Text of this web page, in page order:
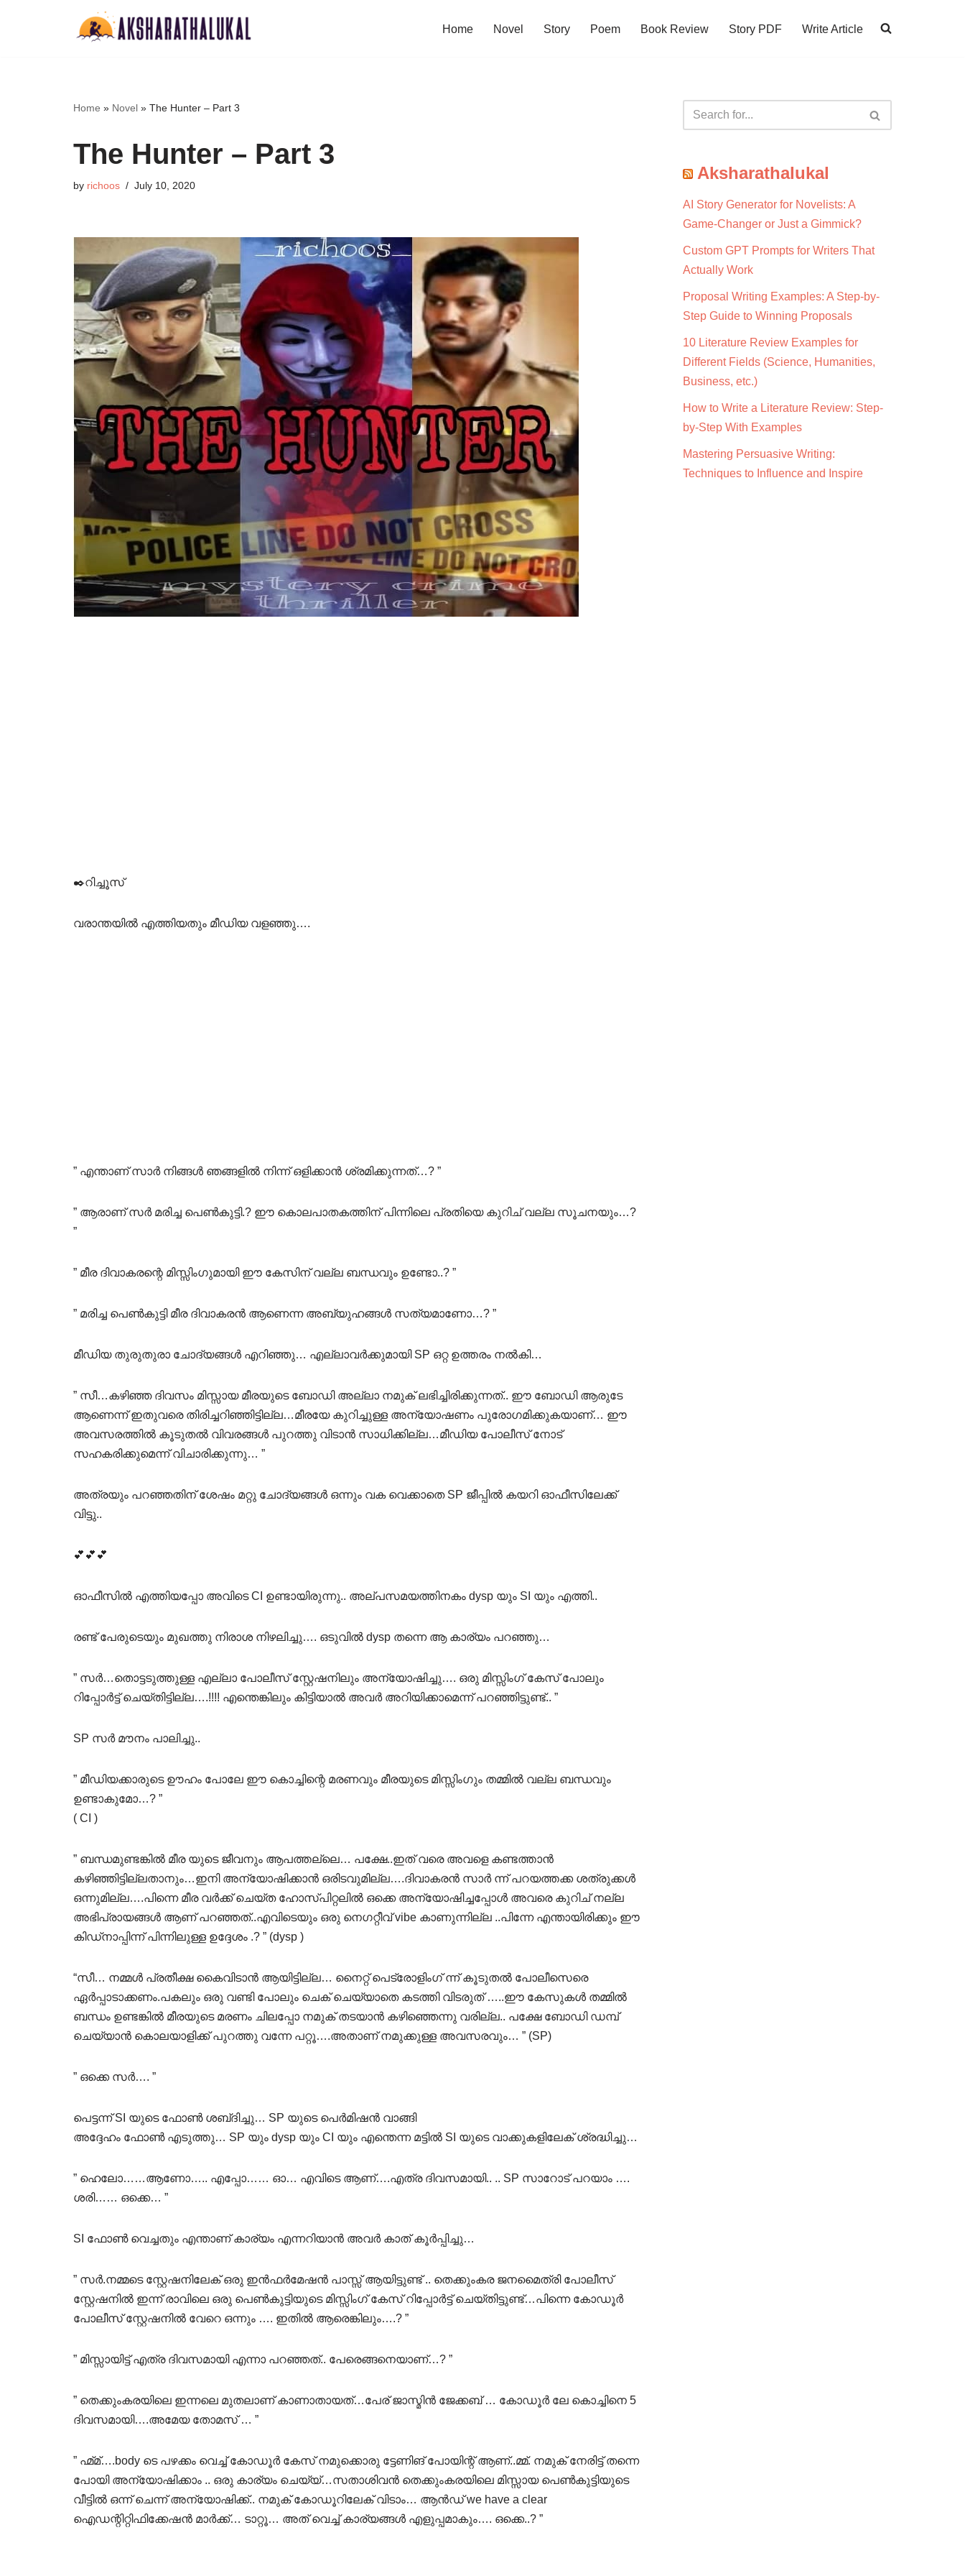
Home Novel Story Poem Book Review Story PDF Write Article
Home » Novel » The Hunter – Part 3
The Hunter – Part 3
by richoos July 10, 2020
✒️റിച്ചൂസ്
വരാന്തയിൽ എത്തിയതും മീഡിയ വളഞ്ഞു….
” എന്താണ് സാർ നിങ്ങൾ ഞങ്ങളിൽ നിന്ന് ഒളിക്കാൻ ശ്രമിക്കുന്നത്…? ”
” ആരാണ് സർ മരിച്ച പെൺകുട്ടി.? ഈ കൊലപാതകത്തിന് പിന്നിലെ പ്രതിയെ കുറിച് വല്ല സൂചനയും…?
”
” മീര ദിവാകരന്റെ മിസ്സിംഗുമായി ഈ കേസിന് വല്ല ബന്ധവും ഉണ്ടോ..? ”
” മരിച്ച പെൺകുട്ടി മീര ദിവാകരൻ ആണെന്ന അബ്യുഹങ്ങൾ സത്യമാണോ…? ”
മീഡിയ തുരുതുരാ ചോദ്യങ്ങൾ എറിഞ്ഞു… എല്ലാവർക്കുമായി SP ഒറ്റ ഉത്തരം നൽകി…
” സീ…കഴിഞ്ഞ ദിവസം മിസ്സായ മീരയുടെ ബോഡി അല്ലാ നമുക് ലഭിച്ചിരിക്കുന്നത്.. ഈ ബോഡി ആരുടേ
ആണെന്ന് ഇതുവരെ തിരിച്ചറിഞ്ഞിട്ടില്ല…മീരയേ കുറിച്ചുള്ള അന്യോഷണം പുരോഗമിക്കുകയാണ്… ഈ
അവസരത്തിൽ കൂടുതൽ വിവരങ്ങൾ പുറത്തു വിടാൻ സാധിക്കില്ല…മീഡിയ പോലീസ് നോട്
സഹകരിക്കുമെന്ന് വിചാരിക്കുന്നു… ”
അത്രയും പറഞ്ഞതിന് ശേഷം മറ്റു ചോദ്യങ്ങൾ ഒന്നും വക വെക്കാതെ SP ജീപ്പിൽ കയറി ഓഫീസിലേക്ക്
വിട്ടു..
💕💕💕
ഓഫീസിൽ എത്തിയപ്പോ അവിടെ CI ഉണ്ടായിരുന്നു.. അല്പസമയത്തിനകം dysp യും SI യും എത്തി..
രണ്ട് പേരുടെയും മുഖത്തു നിരാശ നിഴലിച്ചു…. ഒടുവിൽ dysp തന്നെ ആ കാര്യം പറഞ്ഞു…
” സർ…തൊട്ടടുത്തുള്ള എല്ലാ പോലീസ് സ്റ്റേഷനിലും അന്യോഷിച്ചു…. ഒരു മിസ്സിംഗ്‌ കേസ് പോലും
റിപ്പോർട്ട്‌ ചെയ്തിട്ടില്ല….!!!! എന്തെങ്കിലും കിട്ടിയാൽ അവർ അറിയിക്കാമെന്ന് പറഞ്ഞിട്ടുണ്ട്.. ”
SP സർ മൗനം പാലിച്ചു..
” മീഡിയക്കാരുടെ ഊഹം പോലേ ഈ കൊച്ചിന്റെ മരണവും മീരയുടെ മിസ്സിംഗും തമ്മിൽ വല്ല ബന്ധവും
ഉണ്ടാകുമോ…? ”
( CI )
” ബന്ധമുണ്ടങ്കിൽ മീര യുടെ ജീവനും ആപത്തല്ലെ… പക്ഷേ..ഇത്‌ വരെ അവളെ കണ്ടത്താൻ
കഴിഞ്ഞിട്ടില്ലതാനും…ഇനി അന്യോഷിക്കാൻ ഒരിടവുമില്ല….ദിവാകരൻ സാർ ന്ന് പറയത്തക്ക ശത്രുക്കൾ
ഒന്നുമില്ല….പിന്നെ മീര വർക്ക്‌ ചെയ്ത ഹോസ്പിറ്റലിൽ ഒക്കെ അന്യോഷിച്ചപ്പോൾ അവരെ കുറിച് നല്ല
അഭിപ്രായങ്ങൾ ആണ് പറഞ്ഞത്..എവിടെയും ഒരു നെഗറ്റീവ് vibe കാണുന്നില്ല ..പിന്നേ എന്തായിരിക്കും ഈ
കിഡ്നാപ്പിന്ന് പിന്നിലുള്ള ഉദ്ദേശം .? ” (dysp )
“സീ… നമ്മൾ പ്രതീക്ഷ കൈവിടാൻ ആയിട്ടില്ല… നൈറ്റ്‌ പെട്രോളിംഗ് ന്ന് കൂടുതൽ പോലീസെരെ
ഏർപ്പാടാക്കണം.പകലും ഒരു വണ്ടി പോലും ചെക് ചെയ്യാതെ കടത്തി വിടരുത് …..ഈ കേസുകൾ തമ്മിൽ
ബന്ധം ഉണ്ടങ്കിൽ മീരയുടെ മരണം ചിലപ്പോ നമുക് തടയാൻ കഴിഞ്ഞെന്നു വരില്ല.. പക്ഷേ ബോഡി ഡമ്പ്
ചെയ്യാൻ കൊലയാളിക്ക് പുറത്തു വന്നേ പറ്റൂ….അതാണ് നമുക്കുള്ള അവസരവും… ” (SP)
” ഒക്കെ സർ…. ”
പെട്ടന്ന് SI യുടെ ഫോൺ ശബ്‌ദിച്ചു… SP യുടെ പെർമിഷൻ വാങ്ങി
അദ്ദേഹം ഫോൺ എടുത്തു… SP യും dysp യും CI യും എന്തെന്ന മട്ടിൽ SI യുടെ വാക്കുകളിലേക് ശ്രദ്ധിച്ചു…
” ഹെലോ……ആണോ….. എപ്പോ…… ഓ… എവിടെ ആണ്….എത്ര ദിവസമായി.. .. SP സാറോട് പറയാം ….
ശരി…… ഒക്കെ… ”
SI ഫോൺ വെച്ചതും എന്താണ് കാര്യം എന്നറിയാൻ അവർ കാത് കൂർപ്പിച്ചു…
” സർ.നമ്മടെ സ്റ്റേഷനിലേക് ഒരു ഇൻഫർമേഷൻ പാസ്സ് ആയിട്ടുണ്ട് .. തെക്കുംകര ജനമൈത്രി പോലീസ്
സ്റ്റേഷനിൽ ഇന്ന് രാവിലെ ഒരു പെൺകുട്ടിയുടെ മിസ്സിംഗ്‌ കേസ് റിപ്പോർട്ട്‌ ചെയ്തിട്ടുണ്ട്…പിന്നെ കോഡൂർ
പോലീസ് സ്റ്റേഷനിൽ വേറെ ഒന്നും …. ഇതിൽ ആരെങ്കിലും….? ”
” മിസ്സായിട്ട് എത്ര ദിവസമായി എന്നാ പറഞ്ഞത്.. പേരെങ്ങനെയാണ്…? ”
” തെക്കുംകരയിലെ ഇന്നലെ മുതലാണ് കാണാതായത്…പേര് ജാസ്മിൻ ജേക്കബ് … കോഡൂർ ലേ കൊച്ചിനെ 5
ദിവസമായി….അമേയ തോമസ് … ”
” ഹ്മ്മ്….body ടെ പഴക്കം വെച്ച് കോഡൂർ കേസ് നമുക്കൊരു ട്ടേണിങ് പോയിന്റ് ആണ്..മ്മ്. നമുക് നേരിട്ട് തന്നെ
പോയി അന്യോഷിക്കാം .. ഒരു കാര്യം ചെയ്യ്…സതാശിവൻ തെക്കുംകരയിലെ മിസ്സായ പെൺകുട്ടിയുടെ
വീട്ടിൽ ഒന്ന് ചെന്ന് അന്യോഷിക്ക്.. നമുക് കോഡൂറിലേക് വിടാം… ആൻഡ് we have a clear
ഐഡന്റിറ്റിഫിക്കേഷൻ മാർക്ക്‌… ടാറ്റൂ… അത് വെച്ച് കാര്യങ്ങൾ എളുപ്പമാകും…. ഒക്കെ..? ”
Aksharathalukal
AI Story Generator for Novelists: A
Game-Changer or Just a Gimmick?
Custom GPT Prompts for Writers That
Actually Work
Proposal Writing Examples: A Step-by-
Step Guide to Winning Proposals
10 Literature Review Examples for
Different Fields (Science, Humanities,
Business, etc.)
How to Write a Literature Review: Step-
by-Step With Examples
Mastering Persuasive Writing:
Techniques to Influence and Inspire